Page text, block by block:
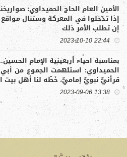
الأمين العام الحاج الحميداوي:
إذا تدّخلوا في المعركة وستنال مواقع
إن تطلب الأمر ذلك
22:44 2023-10-10
بمناسبة احياء أربعينية الإمام
الحميداوي: استلهمت الجموع من أبي
قرأنيٌّ نبويٌّ إماميٌّ، خَطّه لنا أهل بيت
13:38 2023-09-06